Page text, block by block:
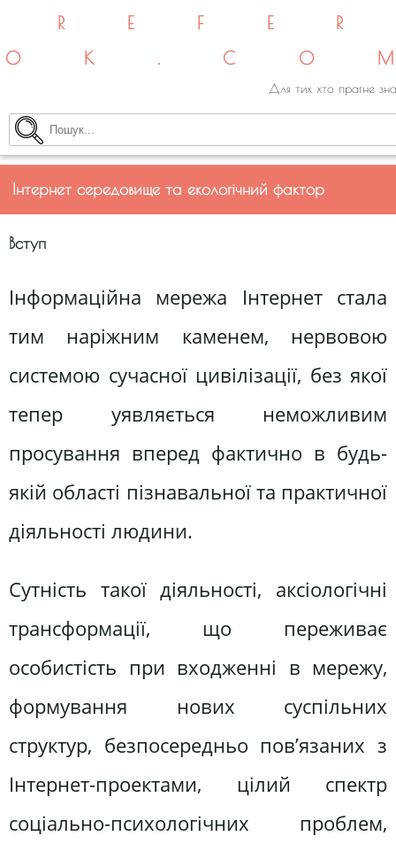
Для тих хто прагне
Інтернет середовище та екологічний фактор
Вступ
Інформаційна мережа Інтернет стала
тим наріжним каменем, нервовою
системою сучасної цивілізації, без якої
тепер уявляється неможливим
просування вперед фактично в будь-
якій області пізнавальної та практичної
діяльності людини.
Сутність такої діяльності, аксіологічні
трансформації, що переживає
особистість при входженні в мережу,
формування нових суспільних
структур, безпосередньо пов’язаних з
Інтернет-проектами, цілий спектр
соціально-психологічних проблем,